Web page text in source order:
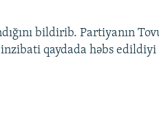
bildirib. Partiyanın
qaydada həbs edildiyi